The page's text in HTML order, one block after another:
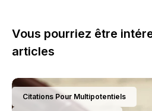
Vous pourriez être
articles
Citations Pour Multipotentiels